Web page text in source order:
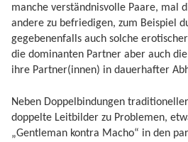
manche verständnisvolle Paare, mal
andere zu befriedigen, zum Beispiel
gegebenenfalls auch solche
die dominanten Partner aber auch
ihre Partner(innen) in dauerhafter
Neben Doppelbindungen
doppelte Leitbilder zu Problemen,
„Gentleman kontra Macho“ in den